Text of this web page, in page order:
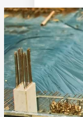
CRM -
Agenda digital
Control de citas
Turnos sin
Reserva rápida y
Hoteles /
Aplicación
Gestión de
Contenido
Aula virtual